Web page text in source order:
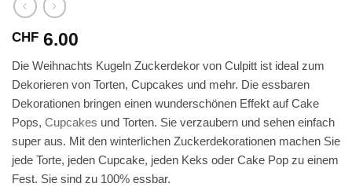
CHF 6.00
Die Weihnachts Kugeln Zuckerdekor von Culpitt ist ideal zum
Dekorieren von Torten, Cupcakes und mehr. Die essbaren
Dekorationen bringen einen wunderschönen Effekt auf Cake
Pops, Cupcakes und Torten. Sie verzaubern und sehen einfach
super aus. Mit den winterlichen Zuckerdekorationen machen Sie
jede Torte, jeden Cupcake, jeden Keks oder Cake Pop zu einem
Fest. Sie sind zu 100% essbar.